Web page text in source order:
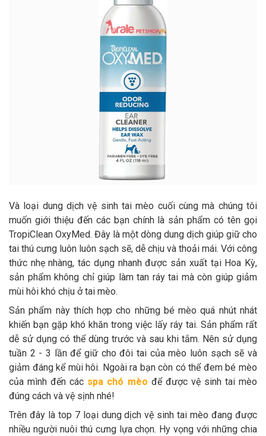
Và loại dung dịch vệ sinh tai mèo cuối cùng mà chúng tôi
muốn giới thiệu đến các bạn chính là sản phẩm có tên gọi
TropiClean OxyMed. Đây là một dòng dung dịch giúp giữ cho
tai thú cưng luôn luôn sạch sẽ, dễ chịu và thoải mái. Với công
thức nhẹ nhàng, tác dụng nhanh được sản xuất tại Hoa Kỳ,
sản phẩm không chỉ giúp làm tan ráy tai mà còn giúp giảm
mùi hôi khó chịu ở tai mèo.
Sản phẩm này thích hợp cho những bé mèo quá nhút nhát
khiến bạn gặp khó khăn trong việc lấy ráy tai. Sản phẩm rất
dễ sử dụng có thể dùng trước và sau khi tắm. Nên sử dụng
tuần 2 - 3 lần để giữ cho đôi tai của mèo luôn sạch sẽ và
giảm đáng kể mùi hôi. Ngoài ra bạn còn có thể đem bé mèo
của mình đến các spa chó mèo để được vệ sinh tai mèo
đúng cách và vệ sịnh nhé!
Trên đây là top 7 loại dung dịch vệ sinh tai mèo đang được
nhiều người nuôi thú cưng lựa chọn. Hy vọng với những chia